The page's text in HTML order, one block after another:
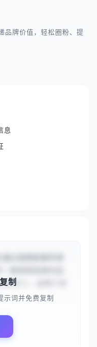
品牌价值，轻松圈粉、提
息
咖啡}}，品牌介绍
制
示词并免费复制